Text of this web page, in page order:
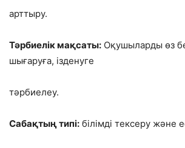
арттыру.
Тәрбиелік мақсаты: Оқушыларды өз
шығаруға, ізденуге
тәрбиелеу.
Сабақтың типі: білімді тексеру және